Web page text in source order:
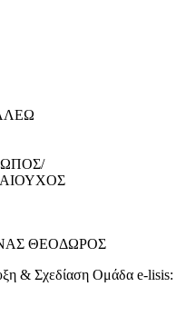
ΘΕΟΔΩΡΟΣ
& Σχεδίαση Ομάδα e-lisis: